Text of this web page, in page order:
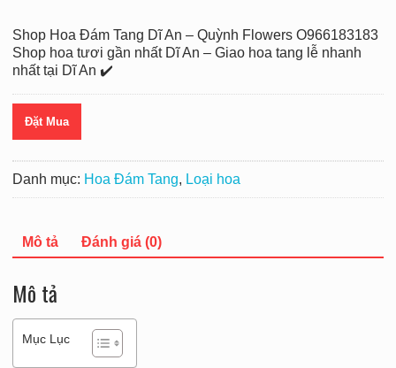
Shop Hoa Đám Tang Dĩ An – Quỳnh Flowers O966183183
Shop hoa tươi gần nhất Dĩ An – Giao hoa tang lễ nhanh
nhất tại Dĩ An ✔️
Đặt Mua
Danh mục: Hoa Đám Tang, Loại hoa
Mô tả Đánh giá (0)
Mô tả
Mục Lục